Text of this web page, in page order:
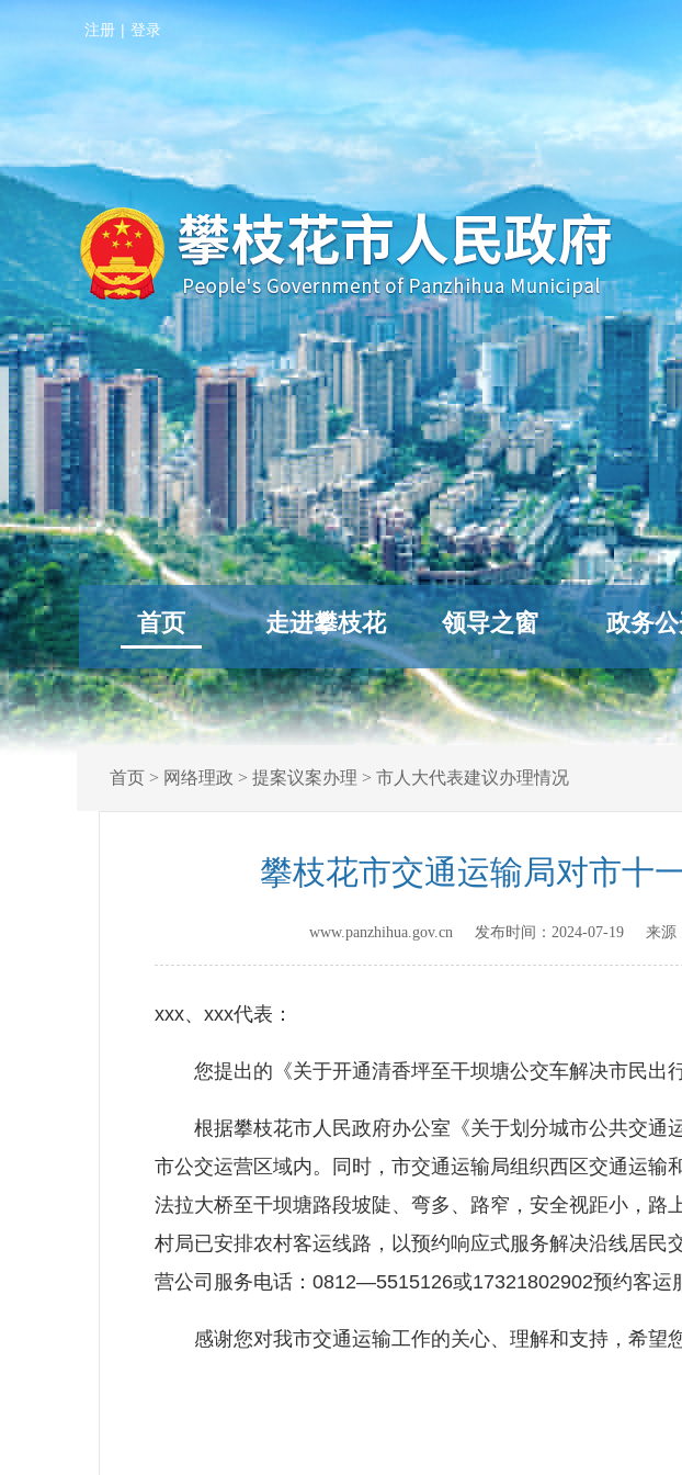
注册 | 登录
首页 走进攀枝花 领导之窗 政务
首页> 网络理政 > 提案议案办理 > 市人大代表建议办理情况
攀枝花市交通运输局对市十
www.panzhihua.gov.cn 发布时间： 2024-07-19 来源
xxx、xxx代表：
您提出的《关于开通清香坪至干坝塘公交车解决市民出行
根据攀枝花市人民政府办公室《关于划分城市公共交通
市公交运营区域内。同时，市交通运输局组织西区交通运输
法拉大桥至干坝塘路段坡陡、弯多、路窄，安全视距小，
村局已安排农村客运线路，以预约响应式服务解决沿线居
营公司服务电话：0812—5515126或17321802902预约客运
感谢您对我市交通运输工作的关心、理解和支持，希望